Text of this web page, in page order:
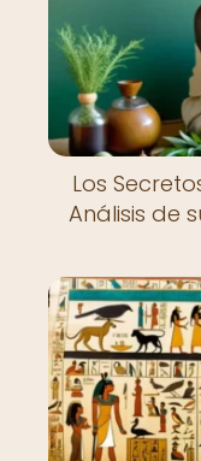
Los
Análisis de